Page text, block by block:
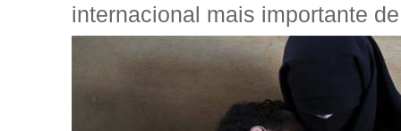
internacional mais importante